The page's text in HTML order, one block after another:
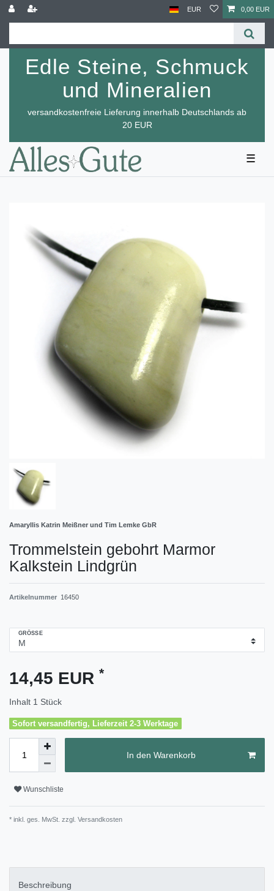
EUR 0,00 EUR
Edle Steine, Schmuck
und Mineralien
versandkostenfreie Lieferung innerhalb Deutschlands ab
20 EUR
☰
Amaryllis Katrin Meißner und Tim Lemke GbR
Trommelstein gebohrt Marmor
Kalkstein Lindgrün
Artikelnummer 16450
GRÖSSE
14,45 EUR *
Inhalt 1 Stück
Sofort versandfertig, Lieferzeit 2-3 Werktage
In den Warenkorb
Wunschliste
* inkl. ges. MwSt. zzgl. Versandkosten
Beschreibung